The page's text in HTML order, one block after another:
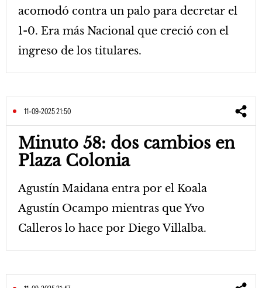
acomodó contra un palo para decretar el
1-0. Era más Nacional que creció con el
ingreso de los titulares.
11-09-2025 21:50
Minuto 58: dos cambios en
Plaza Colonia
Agustín Maidana entra por el Koala
Agustín Ocampo mientras que Yvo
Calleros lo hace por Diego Villalba.